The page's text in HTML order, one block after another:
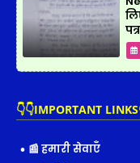
पत्र
👇👇IMPORTANT
📰 हमारी सेवाएँ